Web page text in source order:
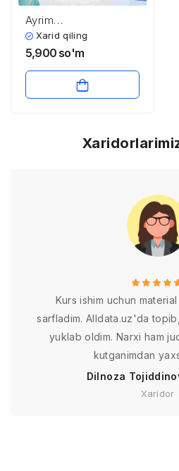
Ayrim
aminokislotalarning
almashinuvi
Xarid qiling
5,900 so'm
Kurs ishim uchun
sarfladim. Alldata.uz'da
yuklab oldim. Narxi ham
kutganimdan
Dilnoza
Xaridor